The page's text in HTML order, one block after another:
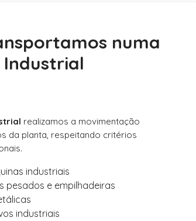
numa
Industrial
realizamos a movimentação
da planta, respeitando critérios
industriais
pesados e empilhadeiras
industriais